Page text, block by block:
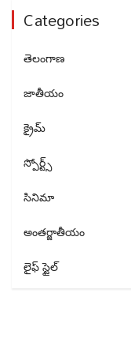
Categories
తెలంగాణ
జాతీయం
క్రైమ్
స్పోర్ట్స్
సినిమా
అంతర్జాతీయం
లైఫ్ స్టైల్